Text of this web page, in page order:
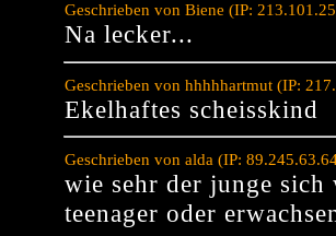
Geschrieben von Biene (IP:
Na lecker...
Geschrieben von hhhhhartmut (IP:
Ekelhaftes scheisskind
Geschrieben von alda (IP:
wie sehr der junge sich
teenager oder